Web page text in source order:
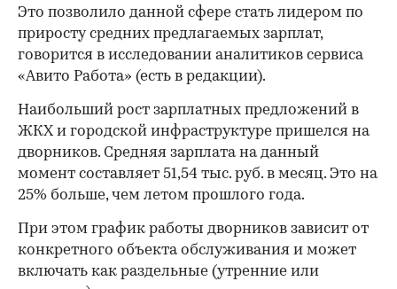
Это позволило данной сфере стать лидером по
приросту средних предлагаемых зарплат,
говорится в исследовании аналитиков сервиса
«Авито Работа» (есть в редакции).
Наибольший рост зарплатных предложений в
ЖКХ и городской инфраструктуре пришелся на
дворников. Средняя зарплата на данный
момент составляет 51,54 тыс. руб. в месяц. Это на
25% больше, чем летом прошлого года.
При этом график работы дворников зависит от
конкретного объекта обслуживания и может
включать как раздельные (утренние или